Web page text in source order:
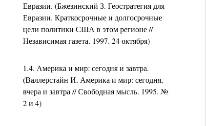
Евразии. (Бжезинский З. Геостратегия для
Евразии. Краткосрочные и долгосрочные
цели политики США в этом регионе //
Независимая газета. 1997. 24 октября)
1.4. Америка и мир: сегодня и завтра.
(Валлерстайн И. Америка и мир: сегодня,
вчера и завтра // Свободная мысль. 1995. №
2 и 4)